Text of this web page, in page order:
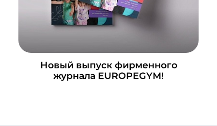
Новый выпуск фирменного
журнала EUROPEGYM!